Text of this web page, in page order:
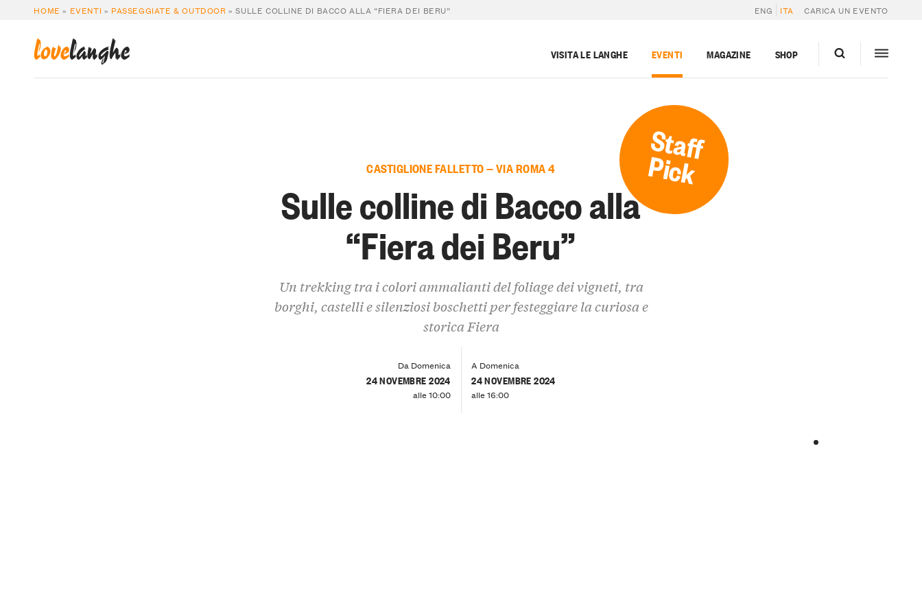
HOME » EVENTI » PASSEGGIATE & OUTDOOR »SULLE COLLINE DI BACCO ALLA “FIERA DEI BERU” ENG ITA CARICA UN EVENTO
lovelanghe VISITA LE LANGHE EVENTI MAGAZINE SHOP
Staff
Pick
CASTIGLIONE FALLETTO — VIA ROMA 4
Sulle colline di Bacco alla
“Fiera dei Beru”
Un trekking tra i colori ammalianti del foliage dei vigneti, tra
borghi, castelli e silenziosi boschetti per festeggiare la curiosa e
storica Fiera
Da Domenica
24 NOVEMBRE 2024
alle 10:00
A Domenica
24 NOVEMBRE 2024
alle 16:00